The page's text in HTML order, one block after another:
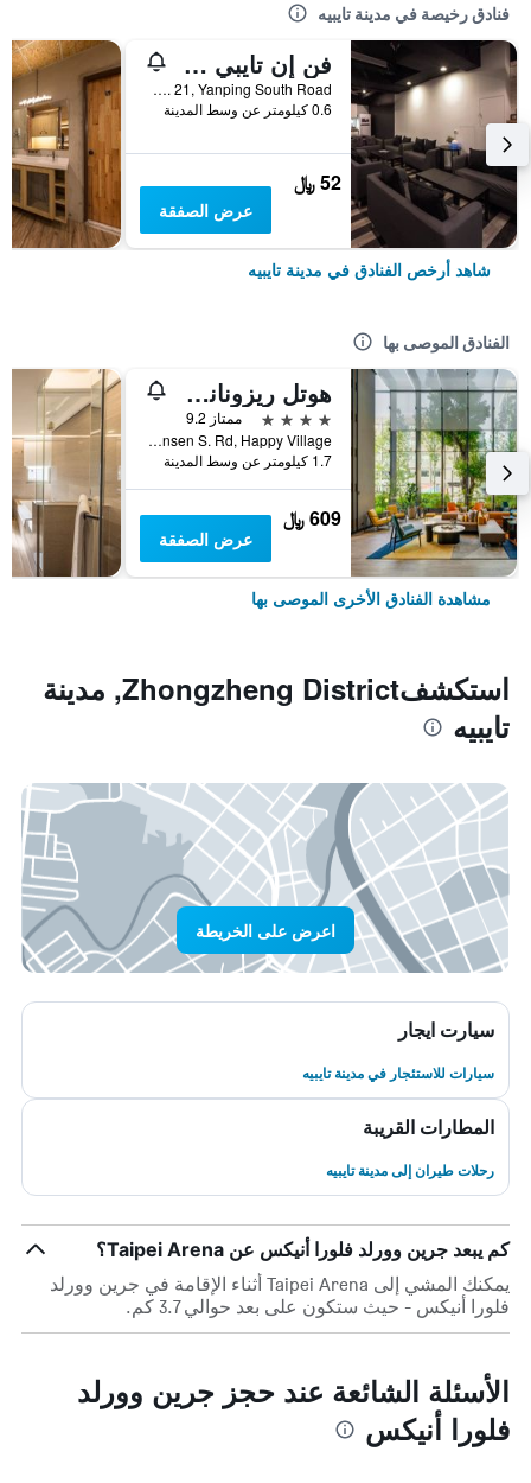
فنادق رخيصة في مدينة تايبيه
فن إن تايبي هوستل
2F, No. 21, Yanping South Road, مدينة تايبيه, تايوان
0.6 كيلومتر عن وسط المدينة
52 ﷼
عرض الصفقة
شاهد أرخص الفنادق في مدينة تايبيه
الفنادق الموصى بها
هوتل ريزونانس تايبي، تابيستري كوليكشن باي هيلتون
4 نجوم
ممتاز 9.2
No. 7 Linsen S. Rd, Happy Village, مدينة تايبيه, تايوان
1.7 كيلومتر عن وسط المدينة
609 ﷼
عرض الصفقة
مشاهدة الفنادق الأخرى الموصى بها
استكشفZhongzheng District, مدينة
تايبيه
اعرض على الخريطة
سيارت ايجار
سيارات للاستئجار في مدينة تايبيه
المطارات القريبة
رحلات طيران إلى مدينة تايبيه
كم يبعد جرين وورلد فلورا أنيكس عن Taipei Arena؟
يمكنك المشي إلى Taipei Arena أثناء الإقامة في جرين وورلد
فلورا أنيكس - حيث ستكون على بعد حوالي 3.7 كم.
الأسئلة الشائعة عند حجز جرين وورلد
فلورا أنيكس